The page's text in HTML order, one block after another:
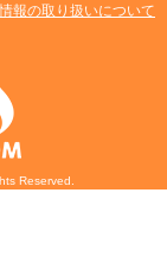
報の取り扱いについて
Reserved.